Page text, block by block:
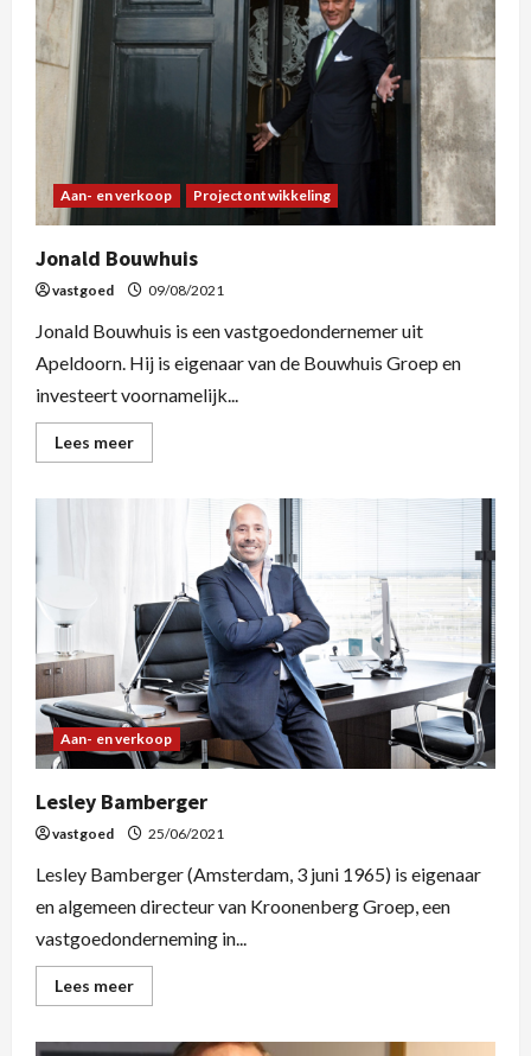
Aan- en verkoop Projectontwikkeling
Jonald Bouwhuis
vastgoed 09/08/2021
Jonald Bouwhuis is een vastgoedondernemer uit
Apeldoorn. Hij is eigenaar van de Bouwhuis Groep en
investeert voornamelijk...
Lees meer
Aan- en verkoop
Lesley Bamberger
vastgoed 25/06/2021
Lesley Bamberger (Amsterdam, 3 juni 1965) is eigenaar
en algemeen directeur van Kroonenberg Groep, een
vastgoedonderneming in...
Lees meer